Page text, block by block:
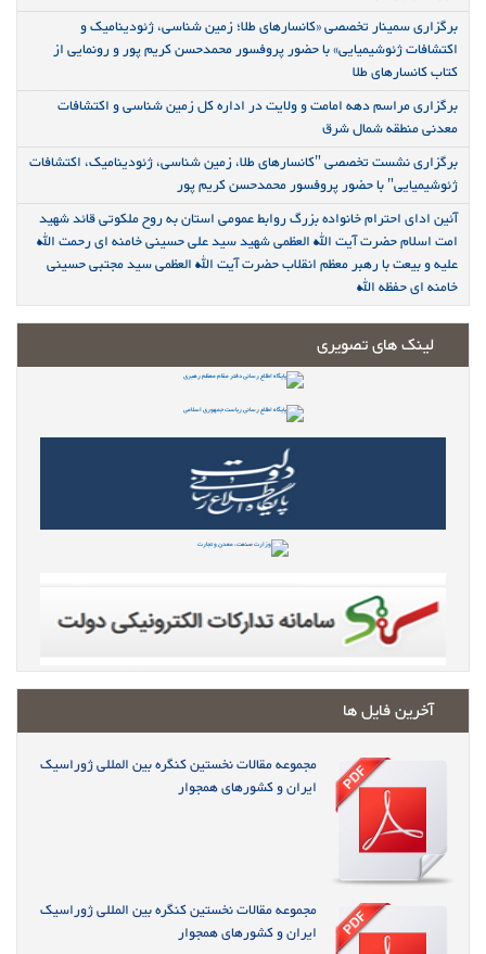
برگزاری سمینار تخصصی «کانسارهای طلا؛ زمین شناسی، ژئودینامیک و
اکتشافات ژئوشیمیایی» با حضور پروفسور محمدحسن کریم پور و رونمایی از
کتاب کانسارهای طلا
برگزاری مراسم دهه امامت و ولایت در اداره کل زمین شناسی و اکتشافات
معدنی منطقه شمال شرق
برگزاری نشست تخصصی "کانسارهای طلا، زمین شناسی، ژئودینامیک، اکتشافات
ژئوشیمیایی" با حضور پروفسور محمدحسن کریم پور
آئین ادای احترام خانواده بزرگ روابط عمومی استان به روح ملکوتی قائد شهید
امت اسلام حضرت آیت الله العظمی شهید سید علی حسینی خامنه ای رحمت الله
علیه و بیعت با رهبر معظم انقلاب حضرت آیت الله العظمی سید مجتبی حسینی
خامنه ای حفظه الله
لینک های تصویری
آخرین فایل ها
مجموعه مقالات نخستین کنگره بین المللی ژوراسیک
ایران و کشورهای همجوار
مجموعه مقالات نخستین کنگره بین المللی ژوراسیک
ایران و کشورهای همجوار